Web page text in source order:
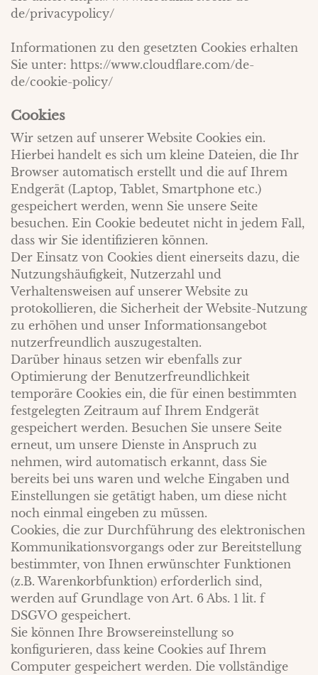
de/privacypolicy/
Informationen zu den gesetzten Cookies erhalten
Sie unter: https://www.cloudflare.com/de-
de/cookie-policy/
Cookies
Wir setzen auf unserer Website Cookies ein.
Hierbei handelt es sich um kleine Dateien, die Ihr
Browser automatisch erstellt und die auf Ihrem
Endgerät (Laptop, Tablet, Smartphone etc.)
gespeichert werden, wenn Sie unsere Seite
besuchen. Ein Cookie bedeutet nicht in jedem Fall,
dass wir Sie identifizieren können.
Der Einsatz von Cookies dient einerseits dazu, die
Nutzungshäufigkeit, Nutzerzahl und
Verhaltensweisen auf unserer Website zu
protokollieren, die Sicherheit der Website-Nutzung
zu erhöhen und unser Informationsangebot
nutzerfreundlich auszugestalten.
Darüber hinaus setzen wir ebenfalls zur
Optimierung der Benutzerfreundlichkeit
temporäre Cookies ein, die für einen bestimmten
festgelegten Zeitraum auf Ihrem Endgerät
gespeichert werden. Besuchen Sie unsere Seite
erneut, um unsere Dienste in Anspruch zu
nehmen, wird automatisch erkannt, dass Sie
bereits bei uns waren und welche Eingaben und
Einstellungen sie getätigt haben, um diese nicht
noch einmal eingeben zu müssen.
Cookies, die zur Durchführung des elektronischen
Kommunikationsvorgangs oder zur Bereitstellung
bestimmter, von Ihnen erwünschter Funktionen
(z.B. Warenkorbfunktion) erforderlich sind,
werden auf Grundlage von Art. 6 Abs. 1 lit. f
DSGVO gespeichert.
Sie können Ihre Browsereinstellung so
konfigurieren, dass keine Cookies auf Ihrem
Computer gespeichert werden. Die vollständige